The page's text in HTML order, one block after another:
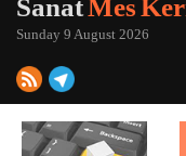
Sunday 9 August 2026